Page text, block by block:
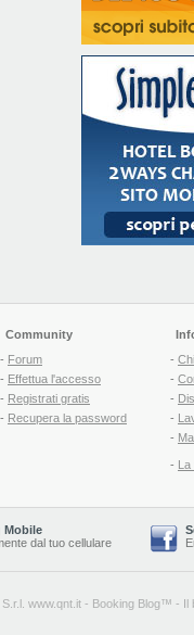
Community
- Forum
- Effettua l'accesso
- Registrati gratis
- Recupera la password
-
-
-
-
-
-
Mobile
dal tuo cellulare
www.qnt.it - Booking Blog™ -